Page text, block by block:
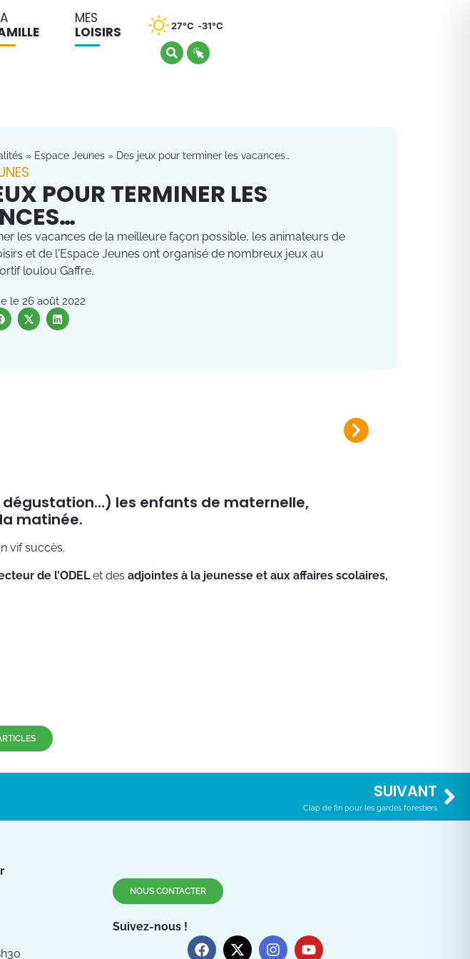
MES
LOISIRS
27°C 31°C
» Espace Jeunes » Des jeux pour terminer les vacances…
POUR TERMINER LES
les vacances de la meilleure façon possible, les animateurs de
et de l'Espace Jeunes ont organisé de nombreux jeux au
loulou Gaffre.
le 26 août 2022
Plan canicule 2026
Inscrivez-vous sur le registre
les enfants de maternelle,
matinée.
vif succès.
de l’ODELet des adjointes à la jeunesse et aux affaires scolaires,
SUIVANT
Clap de fin pour les gardes forestiers
NOUS CONTACTER
Suivez-nous !